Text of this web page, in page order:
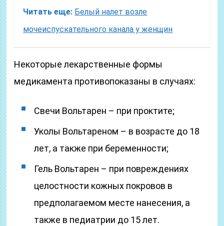
Читать еще: Белый налет возле
мочеиспускательного канала у женщин
Некоторые лекарственные формы
медикамента противопоказаны в случаях:
Свечи Вольтарен – при проктите;
Уколы Вольтареном – в возрасте до 18
лет, а также при беременности;
Гель Вольтарен – при повреждениях
целостности кожных покровов в
предполагаемом месте нанесения, а
также в педиатрии до 15 лет.